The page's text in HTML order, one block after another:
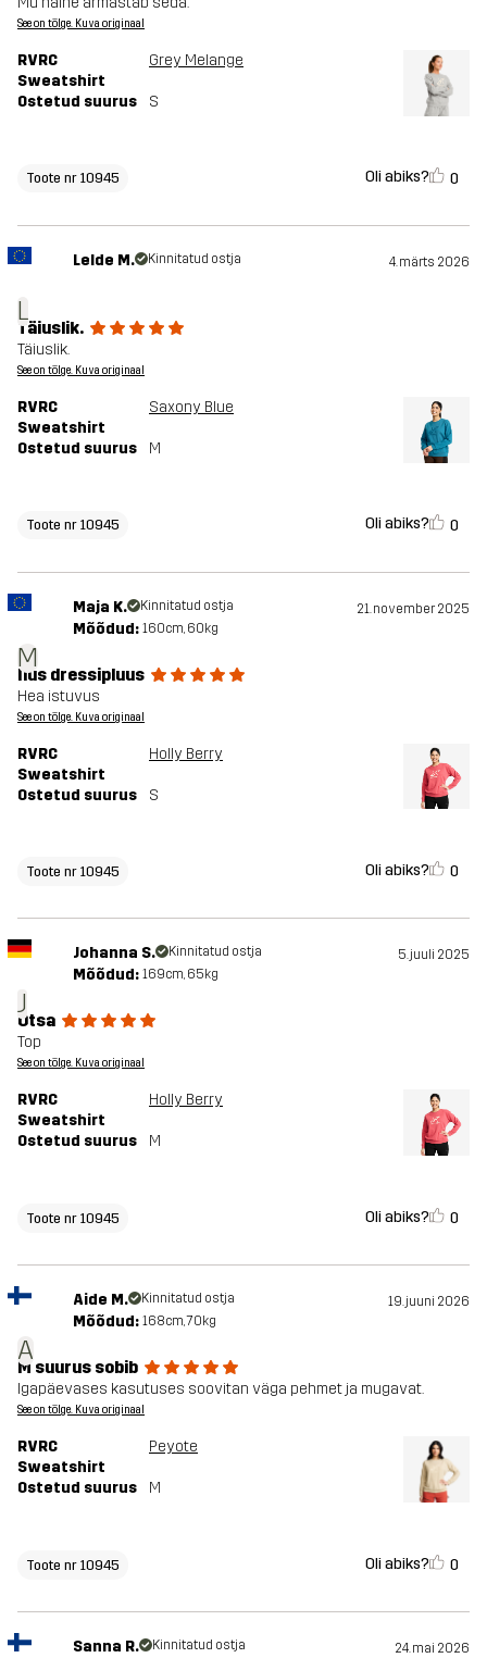
See on tõlge. Kuva originaal
RVRC
Sweatshirt
Grey Melange
Ostetud suurus S
Toote nr 10945 Oli abiks? 0
L
Lelde M. Kinnitatud ostja 4. märts 2026
Täiuslik.
Täiuslik.
See on tõlge. Kuva originaal
RVRC
Sweatshirt
Saxony Blue
Ostetud suurus M
Toote nr 10945 Oli abiks? 0
M
Maja K. Kinnitatud ostja 21. november 2025
Mõõdud: 160cm, 60kg
Ilus dressipluus
Hea istuvus
See on tõlge. Kuva originaal
RVRC
Sweatshirt
Holly Berry
Ostetud suurus S
Toote nr 10945 Oli abiks? 0
J
Johanna S. Kinnitatud ostja 5. juuli 2025
Mõõdud: 169cm, 65kg
Otsa
Top
See on tõlge. Kuva originaal
RVRC
Sweatshirt
Holly Berry
Ostetud suurus M
Toote nr 10945 Oli abiks? 0
A
Aide M. Kinnitatud ostja 19. juuni 2026
Mõõdud: 168cm, 70kg
M suurus sobib
Igapäevases kasutuses soovitan väga pehmet ja mugavat.
See on tõlge. Kuva originaal
RVRC
Sweatshirt
Peyote
Ostetud suurus M
Toote nr 10945 Oli abiks? 0
Sanna R. Kinnitatud ostja 24. mai 2026